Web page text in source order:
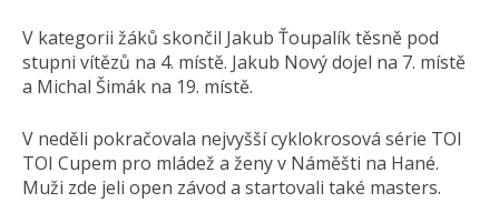
V kategorii žáků skončil Jakub Ťoupalík těsně pod
stupni vítězů na 4. místě. Jakub Nový dojel na 7. místě
a Michal Šimák na 19. místě.
V neděli pokračovala nejvyšší cyklokrosová série TOI
TOI Cupem pro mládež a ženy v Náměšti na Hané.
Muži zde jeli open závod a startovali také masters.